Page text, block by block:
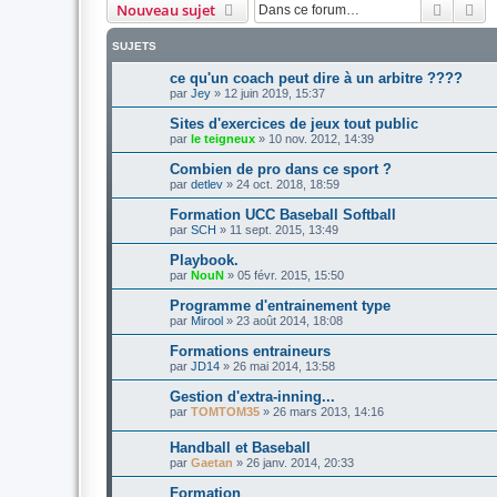
Nouveau sujet
SUJETS
ce qu'un coach peut dire à un arbitre ????
par Jey » 12 juin 2019, 15:37
Sites d'exercices de jeux tout public
par le teigneux » 10 nov. 2012, 14:39
Combien de pro dans ce sport ?
par detlev » 24 oct. 2018, 18:59
Formation UCC Baseball Softball
par SCH » 11 sept. 2015, 13:49
Playbook.
par NouN » 05 févr. 2015, 15:50
Programme d'entrainement type
par Mirool » 23 août 2014, 18:08
Formations entraineurs
par JD14 » 26 mai 2014, 13:58
Gestion d'extra-inning...
par TOMTOM35 » 26 mars 2013, 14:16
Handball et Baseball
par Gaetan » 26 janv. 2014, 20:33
Formation